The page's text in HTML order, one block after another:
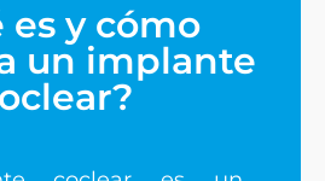
es y cómo
un implante